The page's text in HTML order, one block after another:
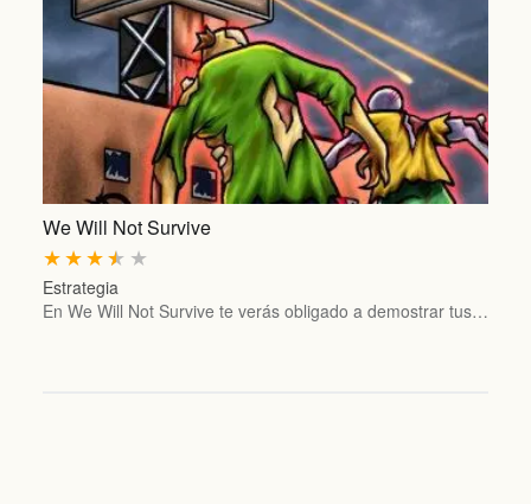
We Will Not Survive
★
★
★
★
★
Estrategia
En We Will Not Survive te verás obligado a demostrar tus…